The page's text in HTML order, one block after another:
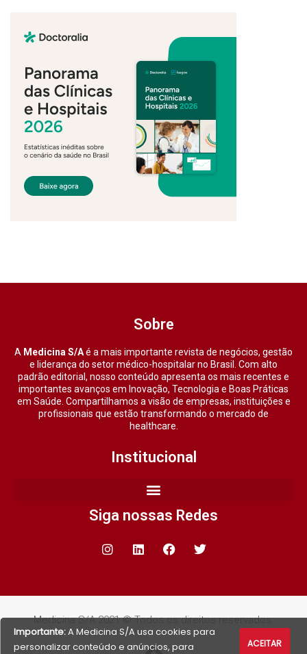
Sobre
A Medicina S/Aé a mais importante revista de negócios, gestão
e liderança do setor médico-hospitalar no Brasil. Com alto
padrão editorial, nosso conteúdo apresenta os mais recentes e
importantes avanços em Inovação, Tecnologia e Boas Práticas
em Saúde. Compartilhamos a visão de empresas, instituições e
profissionais que estão transformando o mercado de
healthcare.
Institucional
Siga nossas Redes
Medicina S/A 2021 © Todos os direitos reservados.
Importante:A Medicina S/A usa cookies para
personalizar conteúdo e anúncios, para
ACEITAR